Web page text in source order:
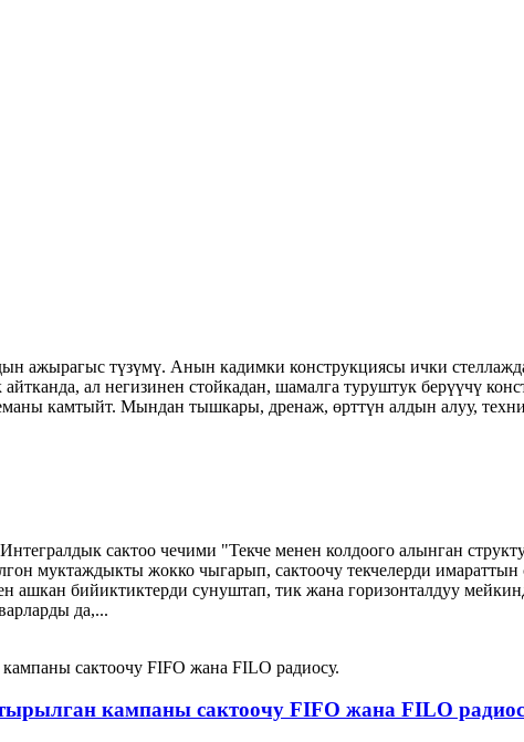
ажырагыс түзүмү. Анын кадимки конструкциясы ички
ал негизинен стойкадан, шамалга туруштук берүүчү
камтыйт. Мындан тышкары, дренаж, өрттүн алдын алуу,
сактоо чечими‌ "Текче менен колдоого алынган
муктаждыкты жокко чыгарып, сактоочу текчелерди
ашкан бийиктиктерди сунуштап, тик жана горизонталдуу
да,...
кампаны сактоочу FIFO жана FILO